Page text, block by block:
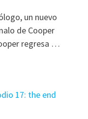
un nuevo
de Cooper
regresa …